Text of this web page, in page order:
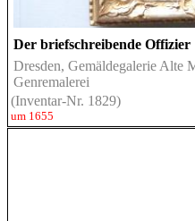
Der briefschreibende Offizier
Dresden, Gemäldegalerie Alte
Genremalerei
(Inventar-Nr. 1829)
um 1655